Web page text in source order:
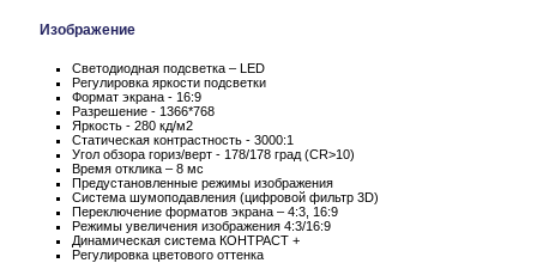
Изображение
Светодиодная подсветка – LED
Регулировка яркости подсветки
Формат экрана - 16:9
Разрешение - 1366*768
Яркость - 280 кд/м2
Статическая контрастность - 3000:1
Угол обзора гориз/верт - 178/178 град (CR>10)
Время отклика – 8 мс
Предустановленные режимы изображения
Система шумоподавления (цифровой фильтр 3D)
Переключение форматов экрана – 4:3, 16:9
Режимы увеличения изображения 4:3/16:9
Динамическая система КОНТРАСТ +
Регулировка цветового оттенка